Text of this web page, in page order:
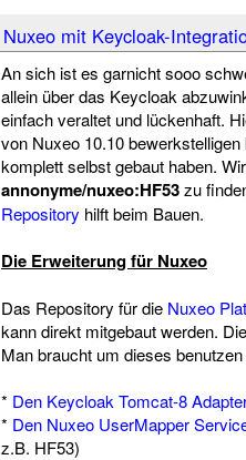
Nuxeo mit Keycloak-
An sich ist es garnicht sooo
allein über das Keycloak
einfach veraltet und lückenhaft.
von Nuxeo 10.10
komplett selbst gebaut haben.
annonyme/nuxeo:HF53zu
Repository hilft beim Bauen.
Die Erweiterung für Nuxeo
Das Repository für die Nuxeo
kann direkt mitgebaut werden.
Man braucht um dieses
* Den Keycloak Tomcat-8
* Den Nuxeo UserMapper
z.B. HF53)